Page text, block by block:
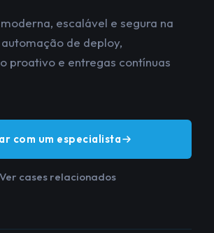
escalável e segura na
de deploy,
proativo e entregas contínuas
com um especialista
Ver cases relacionados